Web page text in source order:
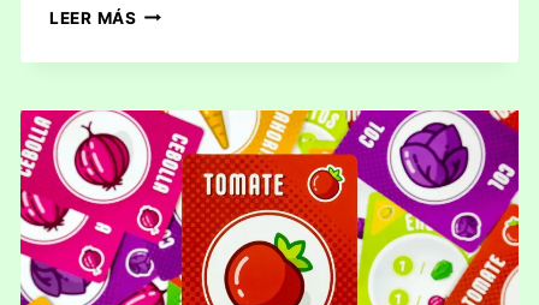
LEER MÁS RESEÑA:
SHUFFLE